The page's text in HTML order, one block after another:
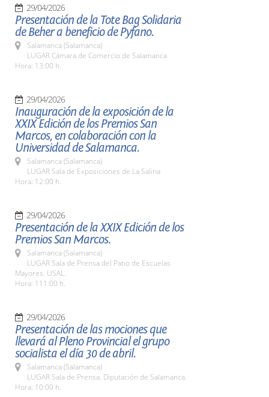
29/04/2026
Presentación de la Tote Bag Solidaria
de Beher a beneficio de Pyfano.
Salamanca (Salamanca)
LUGAR Cámara de Comercio de Salamanca
Hora: 13:00 h.
29/04/2026
Inauguración de la exposición de la
XXIX Edición de los Premios San
Marcos, en colaboración con la
Universidad de Salamanca.
Salamanca (Salamanca)
LUGAR Sala de Exposiciones de La Salina
Hora: 12:00 h.
29/04/2026
Presentación de la XXIX Edición de los
Premios San Marcos.
Salamanca (Salamanca)
LUGAR Sala de Prensa del Patio de Escuelas
Mayores. USAL.
Hora: 111:00 h.
29/04/2026
Presentación de las mociones que
llevará al Pleno Provincial el grupo
socialista el día 30 de abril.
Salamanca (Salamanca)
LUGAR Sala de Prensa. Diputación de Salamanca.
Hora: 10:00 h.